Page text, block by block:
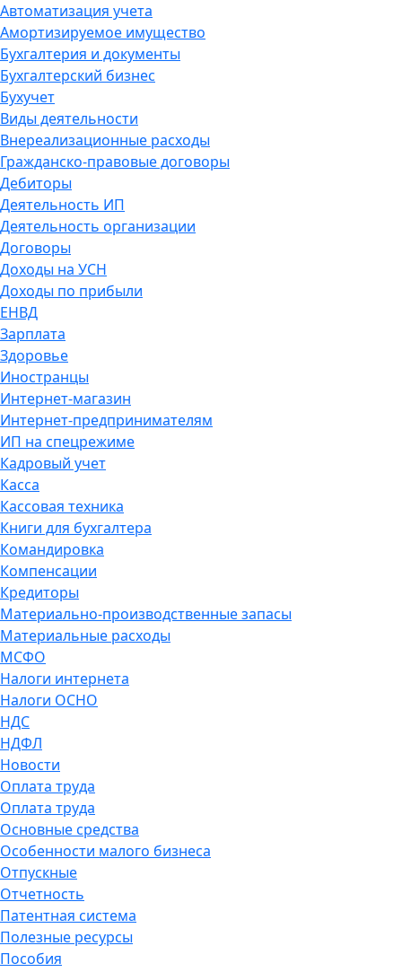
Автоматизация учета
Амортизируемое имущество
Бухгалтерия и документы
Бухгалтерский бизнес
Бухучет
Виды деятельности
Внереализационные расходы
Гражданско-правовые договоры
Дебиторы
Деятельность ИП
Деятельность организации
Договоры
Доходы на УСН
Доходы по прибыли
ЕНВД
Зарплата
Здоровье
Иностранцы
Интернет-магазин
Интернет-предпринимателям
ИП на спецрежиме
Кадровый учет
Касса
Кассовая техника
Книги для бухгалтера
Командировка
Компенсации
Кредиторы
Материально-производственные запасы
Материальные расходы
МСФО
Налоги интернета
Налоги ОСНО
НДС
НДФЛ
Новости
Оплата труда
Оплата труда
Основные средства
Особенности малого бизнеса
Отпускные
Отчетность
Патентная система
Полезные ресурсы
Пособия